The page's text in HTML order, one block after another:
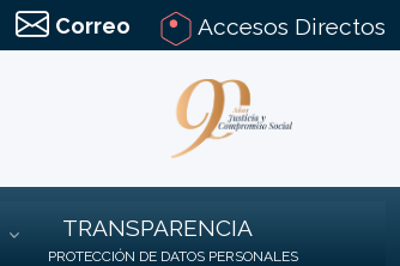
Correo Accesos Directos
TRANSPARENCIA
PROTECCIÓN DE DATOS PERSONALES